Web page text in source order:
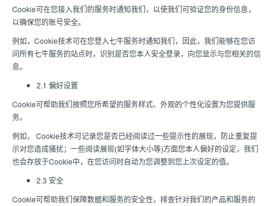
Cookie可在您接入我们的服务时通知我们，以使我们可验证您的身份信息，
以确保您的账号安全。
例如，Cookie技术可在您登入七牛服务时通知我们，因此，我们能够在您访
问所有七牛服务的站点时，识别是否您本人安全登录，向您显示与您相关的信
息。
2.1 偏好设置
Cookie可帮助我们按照您所希望的服务样式、外观的个性化设置为您提供服
务。
例如， Cookie技术可记录您是否已经阅读过一些提示性的展现，防止重复提
示对您造成骚扰；一些阅读展现(如字体大小等)方面您本人偏好的设定，我们
也会存放于Cookie中，在您访问时自动为您调整到您上次设定的值。
2.3 安全
Cookie可帮助我们保障数据和服务的安全性，排查针对我们的产品和服务的